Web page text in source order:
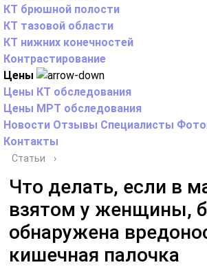
КТ брюшной полости
КТ тазовой области
КТ нижних конечностей
Контрастирование
Цены
Цены КТ обследования
Цены МРТ обследования
Новости Отзывы Специалисты
Контакты
Статьи ›
Что делать, если в
взятом у женщины,
обнаружена
кишечная палочка